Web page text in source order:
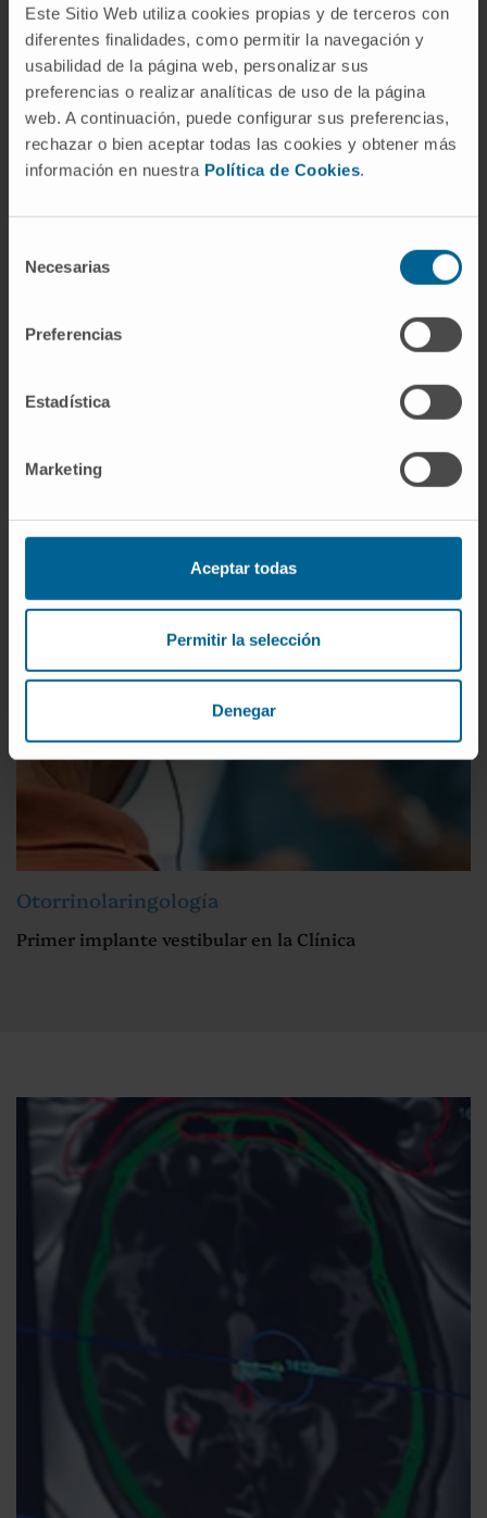
Este Sitio Web utiliza cookies propias y de terceros con
diferentes finalidades, como permitir la navegación y
usabilidad de la página web, personalizar sus
preferencias o realizar analíticas de uso de la página
web. A continuación, puede configurar sus preferencias,
rechazar o bien aceptar todas las cookies y obtener más
información en nuestra Política de Cookies.
Necesarias
Preferencias
Estadística
Marketing
Aceptar todas
Permitir la selección
Denegar
Alma Amor
: "Cuento con una solución muy efectiva
y poco tóxica para mi enfermedad"
Otorrinolaringología
Primer implante vestibular en la Clínica